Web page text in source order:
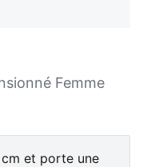
Femme
et porte une